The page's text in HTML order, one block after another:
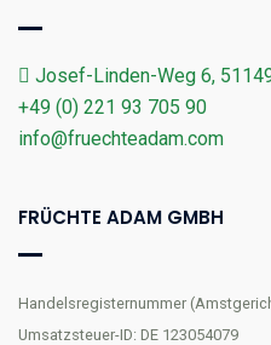
Josef-Linden-Weg 6,
+49 (0) 221 93 705 90
info@fruechteadam.com
FRÜCHTE ADAM GMBH
Handelsregisternummer
Umsatzsteuer-ID: DE 123054079